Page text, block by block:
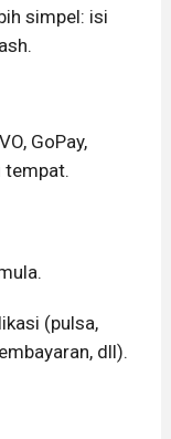
simpel: isi
GoPay,
tempat.
(pulsa,
dll).